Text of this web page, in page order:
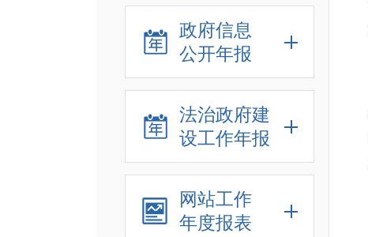
政府信息
公开年报
法治政府建
设工作年报
网站工作
年度报表